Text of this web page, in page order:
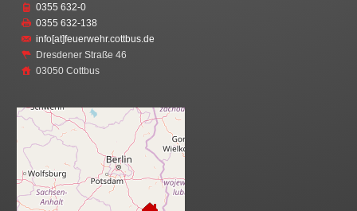
0355 632-0
0355 632-138
info[at]feuerwehr.cottbus.de
Dresdener Straße 46
03050 Cottbus